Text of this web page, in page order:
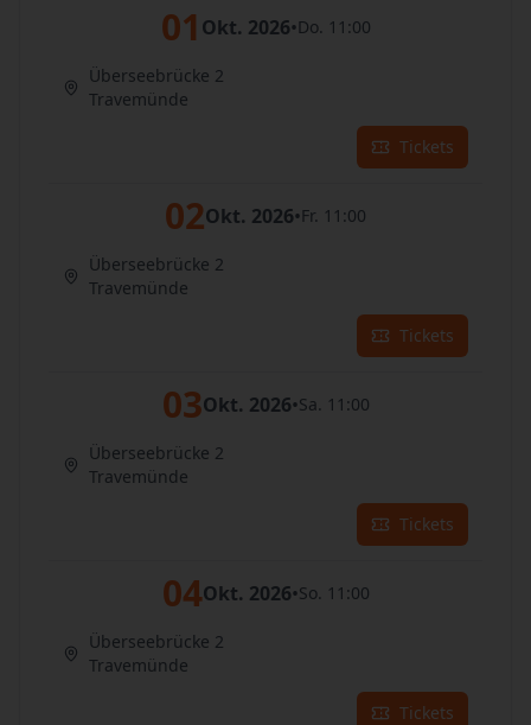
01 Okt. 2026•Do. 11:00
Überseebrücke 2
Travemünde
Tickets
02Okt. 2026•Fr. 11:00
Überseebrücke 2
Travemünde
Tickets
03Okt. 2026•Sa. 11:00
Überseebrücke 2
Travemünde
Tickets
04Okt. 2026•So. 11:00
Überseebrücke 2
Travemünde
Tickets